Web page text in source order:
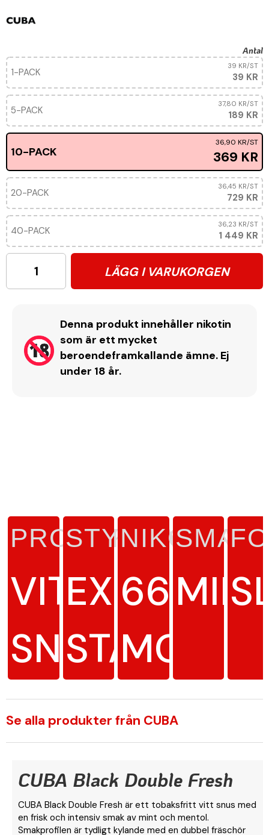
Antal
1-PACK 39 KR
39 KR/ST
5-PACK 189 KR
37,80 KR/ST
10-PACK 369 KR
36,90 KR/ST
20-PACK 729 KR
36,45 KR/ST
40-PACK 1 449 KR
36,23 KR/ST
LÄGG I VARUKORGEN
Denna produkt innehåller nikotin
som är ett mycket
beroendeframkallande ämne. Ej
under 18 år.
PRODUKTTYP
VITT
SNUS
STYRKA
EXTRA
STARK
66
MG/G
SMAK
Se alla produkter från CUBA
CUBA Black Double Fresh
CUBA Black Double Fresh är ett tobaksfritt vitt snus med
en frisk och intensiv smak av mint och mentol.
Smakprofilen är tydligt kylande med en dubbel fräschör